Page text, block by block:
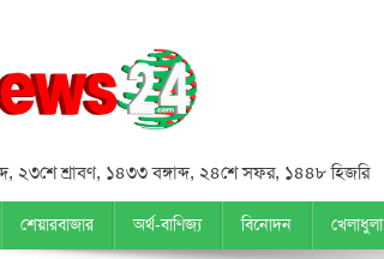
, ২৩শে শ্রাবণ, ১৪৩৩ বঙ্গাব্দ, ২৪শে সফর, ১৪৪৮ হিজরি
শেয়ারবাজার অর্থ-বাণিজ্য বিনোদন খেলাধুলা